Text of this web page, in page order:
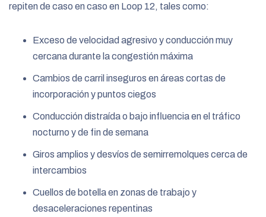
repiten de caso en caso en Loop 12, tales como:
Exceso de velocidad agresivo y conducción muy
cercana durante la congestión máxima
Cambios de carril inseguros en áreas cortas de
incorporación y puntos ciegos
Conducción distraída o bajo influencia en el tráfico
nocturno y de fin de semana
Giros amplios y desvíos de semirremolques cerca de
intercambios
Cuellos de botella en zonas de trabajo y
desaceleraciones repentinas